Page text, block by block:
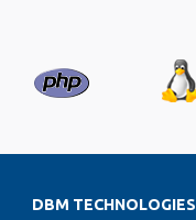
DBM TECHNOLOGIES